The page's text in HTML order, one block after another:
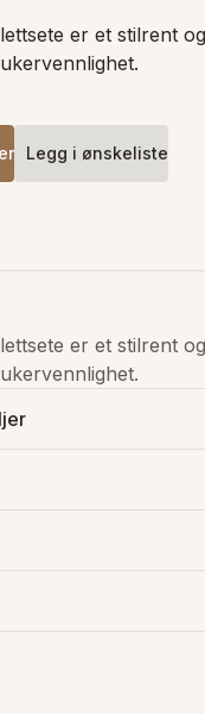
er et stilrent
Legg i ønskeliste
er et stilrent
lager